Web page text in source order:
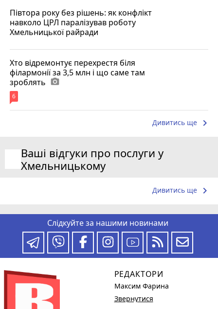
Півтора року без рішень: як конфлікт
навколо ЦРЛ паралізував роботу
Хмельницької райради
Хто відремонтує перехрестя біля
філармонії за 3,5 млн і що саме там
зроблять photo_camera
6
Дивитись ще keyboard_arrow_right
Ваші відгуки про послуги у
Хмельницькому
Дивитись ще keyboard_arrow_right
Слідкуйте за нашими новинами
РЕДАКТОРИ
Максим Фарина
Звернутися